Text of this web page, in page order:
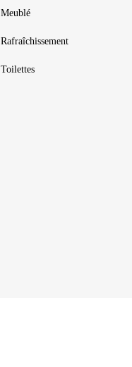
Meublé
Rafraîchissement
Toilettes